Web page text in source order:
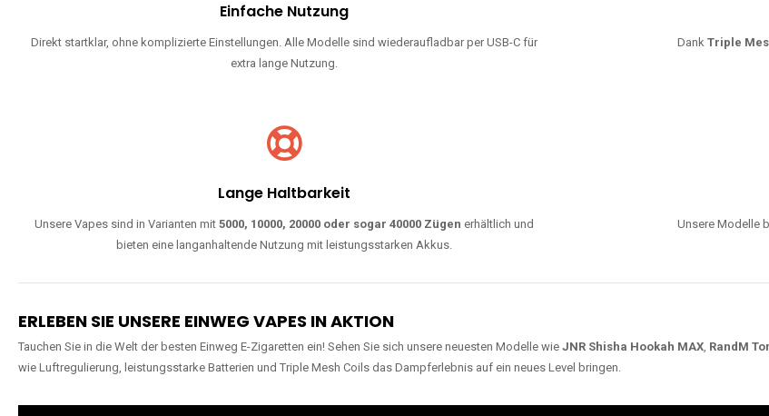
Einfache Nutzung
Direkt startklar, ohne komplizierte Einstellungen. Alle Modelle sind wiederaufladbar per USB-C für
extra lange Nutzung.
Dank Triple
Lange Haltbarkeit
Unsere Vapes sind in Varianten mit5000, 10000, 20000 oder sogar 40000 Zügen erhältlich und
bieten eine langanhaltende Nutzung mit leistungsstarken Akkus.
Unsere Modelle
ERLEBEN SIE UNSERE EINWEG VAPES IN AKTION
Tauchen Sie in die Welt der besten Einweg E-Zigaretten ein! Sehen Sie sich unsere neuesten Modelle wie JNR Shisha Hookah MAX, RandM
wie Luftregulierung, leistungsstarke Batterien und Triple Mesh Coils das Dampferlebnis auf ein neues Level bringen.